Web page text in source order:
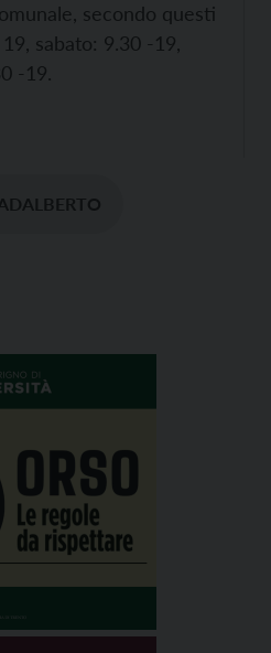
secondo questi
sabato: 9.30 -19,
-19.